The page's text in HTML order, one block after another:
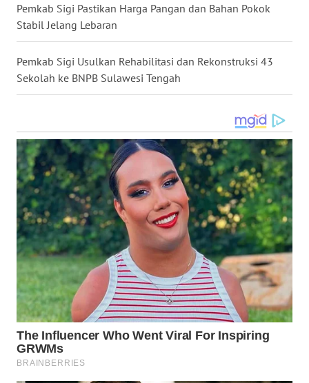
Pemkab Sigi Pastikan Harga Pangan dan Bahan Pokok
Stabil Jelang Lebaran
Pemkab Sigi Usulkan Rehabilitasi dan Rekonstruksi 43
Sekolah ke BNPB Sulawesi Tengah
WN
KALTIM
WN
SULSEL
WN
GORONTALO
WN
SULUT
WN
MALUKU
WN
MALUT
WN
DAIRI